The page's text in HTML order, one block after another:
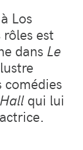
Los
est
dans Le
comédies
qui lui